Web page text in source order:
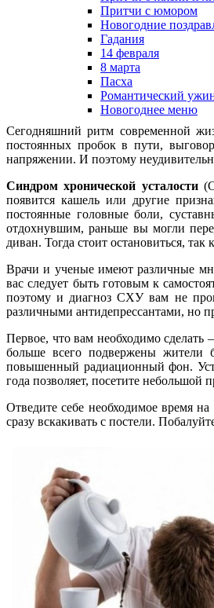
Притчи с юмором
Новогодние
Гадания
14 февраля
8 марта
Пасха
Романтический
Новогоднее меню
Сегодняшний ритм современной
постоянных пробок в пути,
напряжении. И поэтому
Синдром хронической усталости
появится кашель или другие
постоянные головные боли,
отдохнувшим, раньше вы могли
диван. Тогда стоит остановиться,
Врачи и ученые имеют различные
вас следует быть готовым к
поэтому и диагноз СХУ вам не
различными антидепрессантами, но
Первое, что вам необходимо сделать
больше всего подвержены жители
повышенный радиационный фон.
года позволяет, посетите небольшой
Отведите себе необходимое время
сразу вскакивать с постели.